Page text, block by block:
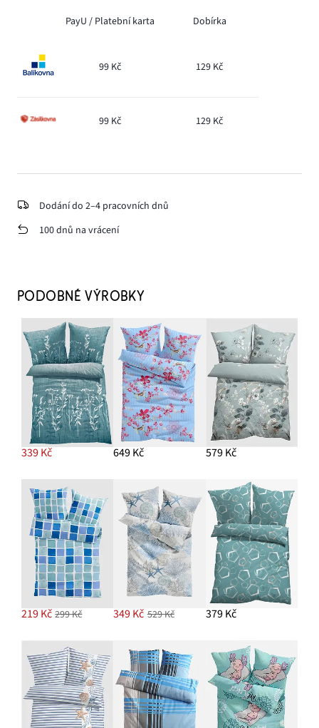
PayU / Platební karta Dobírka
99 Kč 129 Kč
99 Kč 129 Kč
Dodání do 2–4 pracovních dnů
100 dnů na vrácení
PODOBNÉ VÝROBKY
339 Kč 649 Kč 579 Kč
219 Kč 299 Kč 349 Kč 529 Kč 379 Kč